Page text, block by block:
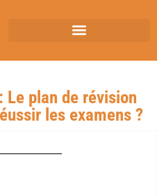
Le plan de révision
les examens ?